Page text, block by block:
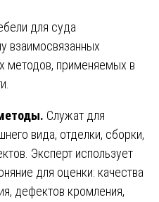
для суда
взаимосвязанных
методов, применяемых в
Служат для
вида, отделки, сборки,
Эксперт использует
для оценки: качества
дефектов кромления,